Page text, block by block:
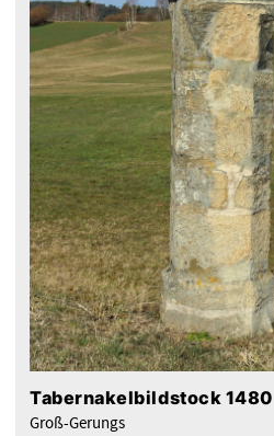
Tabernakelbildstock 1480
Groß-Gerungs